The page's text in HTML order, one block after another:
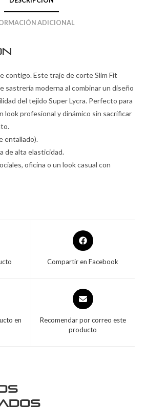
ADICIONAL
contigo. Este traje de corte Slim Fit
sastrería moderna al combinar un diseño
del tejido Super Lycra. Perfecto para
look profesional y dinámico sin sacrificar
entallado).
de alta elasticidad.
oficina o un look casual con
Compartir en Facebook
en
Recomendar por correo este
producto